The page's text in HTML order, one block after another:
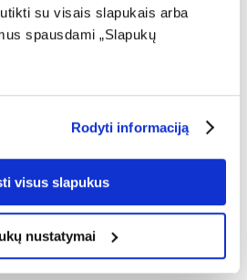
su visais slapukais arba
spausdami „Slapukų
Rodyti informaciją
visus slapukus
nustatymai